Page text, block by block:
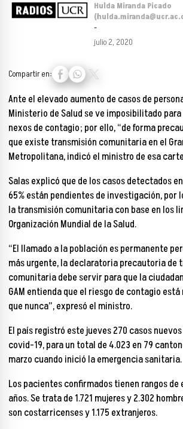
Hulda Miranda Picado
-
julio 2, 2020
Compartir en:
Ante el elevado aumento de casos de
Ministerio de Salud se ve imposibilitado
nexos de contagio; por ello, “de forma
que existe transmisión comunitaria en el
Metropolitana, indicó el ministro de esa
Salas explicó que de los casos detectados
65% están pendientes de investigación, por
la transmisión comunitaria con base en los
Organización Mundial de la Salud.
“El llamado a la población es permanente
más urgente, la declaratoria precautoria de
comunitaria debe servir para que la
GAM entienda que el riesgo de contagio
que nunca”, expresó el ministro.
El país registró este jueves 270 casos
covid-19, para un total de 4.023 en 79
marzo cuando inició la emergencia sanitaria.
Los pacientes confirmados tienen rangos de
años. Se trata de 1.721 mujeres y 2.302
son costarricenses y 1.175 extranjeros.